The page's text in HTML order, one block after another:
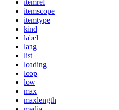
itemref
itemscope
itemtype
kind
label
lang
list
loading
loop
low
max
maxlength